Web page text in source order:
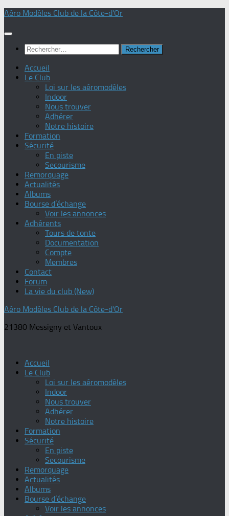
Skip
content
Aéro Modèles Club de la Côte-d'Or
Rechercher :
Accueil
Le Club
Loi sur les aéromodèles
Indoor
Nous trouver
Adhérer
Notre histoire
Formation
Sécurité
En piste
Secourisme
Remorquage
Actualités
Albums
Bourse d’échange
Voir les annonces
Adhérents
Tours de tonte
Documentation
Compte
Membres
Contact
Forum
La vie du club (New)
Aéro Modèles Club de la Côte-d'Or
21380 Messigny et Vantoux
Accueil
Le Club
Loi sur les aéromodèles
Indoor
Nous trouver
Adhérer
Notre histoire
Formation
Sécurité
En piste
Secourisme
Remorquage
Actualités
Albums
Bourse d’échange
Voir les annonces